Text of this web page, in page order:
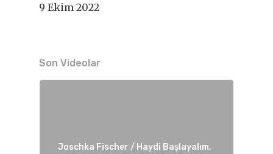
9 Ekim 2022
Son Videolar
Joschka Fischer / Haydi Başlayalım,